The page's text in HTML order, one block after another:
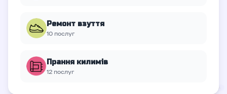
Ремонт взуття
10 послуг
Прання килимів
12 послуг